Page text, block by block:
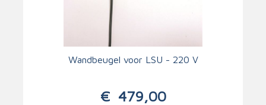
Wandbeugel voor LSU - 220 V
€479,00